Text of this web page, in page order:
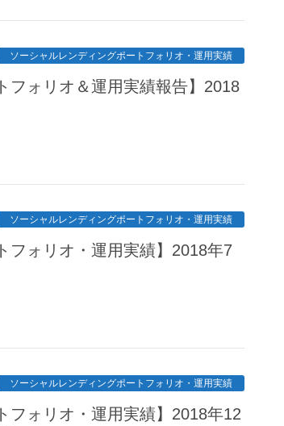
ソーシャルレンディングポートフォリオ・運用実績
フォリオ＆運用実績報告】2018
ソーシャルレンディングポートフォリオ・運用実績
フォリオ・運用実績】2018年7
ソーシャルレンディングポートフォリオ・運用実績
フォリオ・運用実績】2018年12